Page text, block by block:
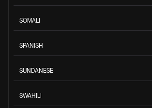
SOMALI
SPANISH
SUNDANESE
SWAHILI